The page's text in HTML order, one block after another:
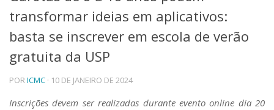
Telefones e Mapas
Pessoas
Ensino
Graduação
Educação a distância
Cursos de Extensão
transformar ideias em aplicativos:
basta se inscrever em escola de verão
gratuita da USP
PORICMC · 10 DE JANEIRO DE 2024
Inscrições devem ser realizadas durante evento online dia 20